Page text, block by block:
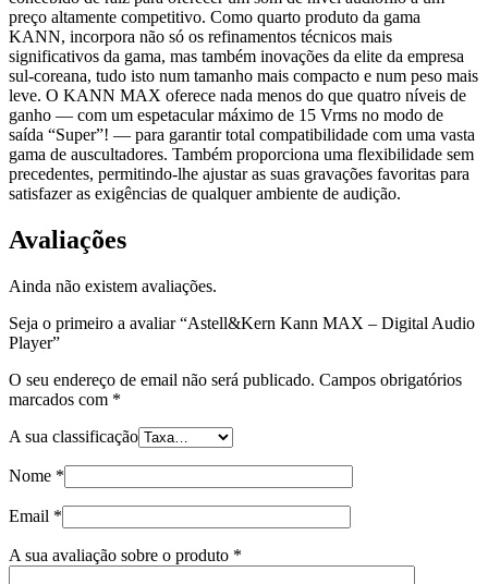
preço altamente competitivo. Como quarto produto da gama
KANN, incorpora não só os refinamentos técnicos mais
significativos da gama, mas também inovações da elite da empresa
sul-coreana, tudo isto num tamanho mais compacto e num peso mais
leve. O KANN MAX oferece nada menos do que quatro níveis de
ganho — com um espetacular máximo de 15 Vrms no modo de
saída “Super”! — para garantir total compatibilidade com uma vasta
gama de auscultadores. Também proporciona uma flexibilidade sem
precedentes, permitindo-lhe ajustar as suas gravações favoritas para
satisfazer as exigências de qualquer ambiente de audição.
Avaliações
Ainda não existem avaliações.
Seja o primeiro a avaliar “Astell&Kern Kann MAX – Digital Audio
Player”
O seu endereço de email não será publicado. Campos obrigatórios
marcados com *
A sua classificação
Nome *
Email *
A sua avaliação sobre o produto *